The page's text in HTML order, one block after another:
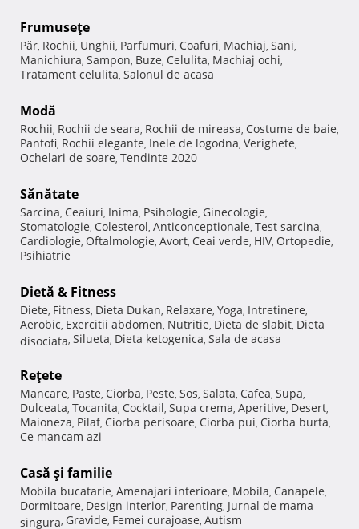
Frumuseţe
Păr, Rochii, Unghii, Parfumuri, Coafuri, Machiaj, Sani,
Manichiura, Sampon, Buze, Celulita, Machiaj ochi,
Tratament celulita, Salonul de acasa
Modă
Rochii, Rochii de seara, Rochii de mireasa, Costume de baie,
Pantofi, Rochii elegante, Inele de logodna, Verighete,
Ochelari de soare, Tendinte 2020
Sănătate
Sarcina, Ceaiuri, Inima, Psihologie, Ginecologie,
Stomatologie, Colesterol, Anticonceptionale, Test sarcina,
Cardiologie, Oftalmologie, Avort, Ceai verde, HIV, Ortopedie,
Psihiatrie
Dietă & Fitness
Diete, Fitness, Dieta Dukan, Relaxare, Yoga, Intretinere,
Aerobic, Exercitii abdomen, Nutritie, Dieta de slabit, Dieta
disociata, Silueta, Dieta ketogenica, Sala de acasa
Reţete
Mancare, Paste, Ciorba, Peste, Sos, Salata, Cafea, Supa,
Dulceata, Tocanita, Cocktail, Supa crema, Aperitive, Desert,
Maioneza, Pilaf, Ciorba perisoare, Ciorba pui, Ciorba burta,
Ce mancam azi
Casă şi familie
Mobila bucatarie, Amenajari interioare, Mobila, Canapele,
Dormitoare, Design interior, Parenting, Jurnal de mama
singura, Gravide, Femei curajoase, Autism